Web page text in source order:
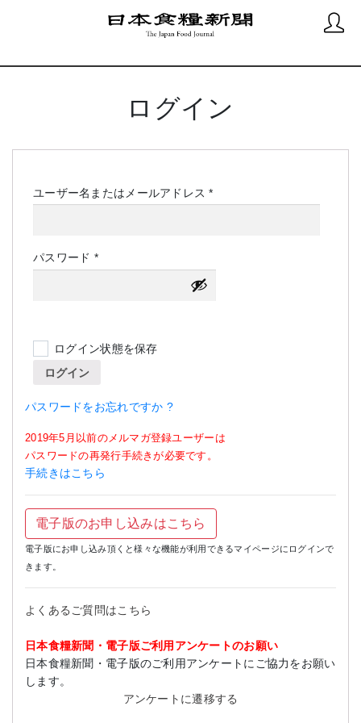
ログイン
ユーザー名またはメールアドレス*必
パスワード *必
須
ログイン状態を保存
ログイン
パスワードをお忘れですか ?
2019年5月以前のメルマガ登録ユーザーは
パスワードの再発行手続きが必要です。
手続きはこちら
電子版のお申し込みはこちら
電子版にお申し込み頂くと様々な機能が利用できるマイページにログインで
きます。
よくあるご質問はこちら
日本食糧新聞・電子版ご利用アンケートのお願い
日本食糧新聞・電子版のご利用アンケートにご協力をお願い
します。
アンケートに遷移する